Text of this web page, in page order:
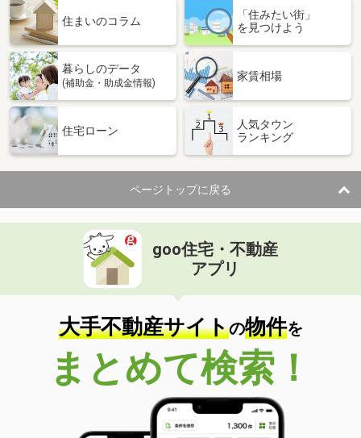
住まいのコラム
「住みたい街」
を見つけよう
暮らしのデータ
(補助金・助成金情報)
家賃相場
住宅ローン
人気タウン
ランキング
ページトップに戻る
goo住宅・不動産
アプリ
大手不動産サイトの物件を
まとめて検索！